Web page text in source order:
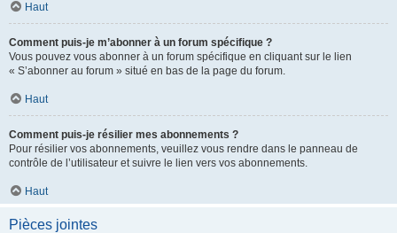
Haut
Comment puis-je m’abonner à un forum spécifique ?
Vous pouvez vous abonner à un forum spécifique en cliquant sur le lien
« S’abonner au forum » situé en bas de la page du forum.
Haut
Comment puis-je résilier mes abonnements ?
Pour résilier vos abonnements, veuillez vous rendre dans le panneau de
contrôle de l’utilisateur et suivre le lien vers vos abonnements.
Haut
Pièces jointes